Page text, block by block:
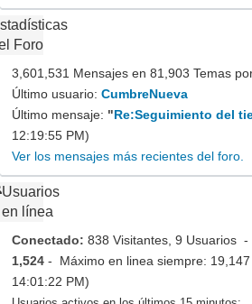
Foro
3,601,531 Mensajes en 81,903 Temas
Último usuario: CumbreNueva
Último mensaje: "Re:Seguimiento del
12:19:55 PM)
Ver los mensajes más recientes del foro.
Usuarios
en línea
Conectado: 838 Visitantes, 9 Usuarios -
1,524 - Máximo en linea siempre:
14:01:22 PM)